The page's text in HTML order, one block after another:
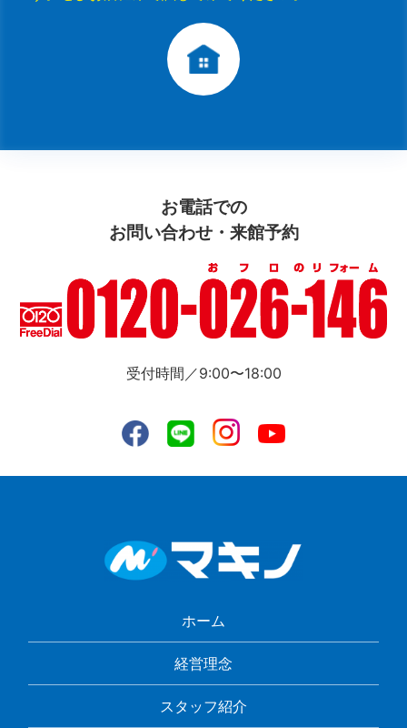
お電話での
お問い合わせ・来館予約
受付時間／9:00〜18:00
ホーム
経営理念
スタッフ紹介